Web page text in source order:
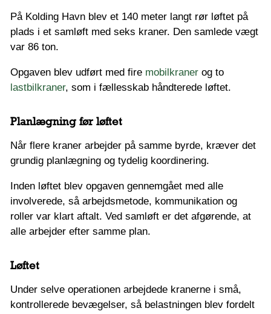
På Kolding Havn blev et 140 meter langt rør løftet på
plads i et samløft med seks kraner. Den samlede vægt
var 86 ton.
Opgaven blev udført med fire mobilkraner og to
lastbilkraner, som i fællesskab håndterede løftet.
Planlægning før løftet
Når flere kraner arbejder på samme byrde, kræver det
grundig planlægning og tydelig koordinering.
Inden løftet blev opgaven gennemgået med alle
involverede, så arbejdsmetode, kommunikation og
roller var klart aftalt. Ved samløft er det afgørende, at
alle arbejder efter samme plan.
Løftet
Under selve operationen arbejdede kranerne i små,
kontrollerede bevægelser, så belastningen blev fordelt